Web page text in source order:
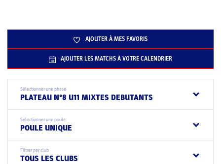
AJOUTER À MES FAVORIS
AJOUTER LES MATCHS À VOTRE CALENDRIER
Sélectionner une phase
PLATEAU N°8 U11 MIXTES DEBUTANTS
Sélectionner une poule
POULE UNIQUE
Filtrer par club
TOUS LES CLUBS